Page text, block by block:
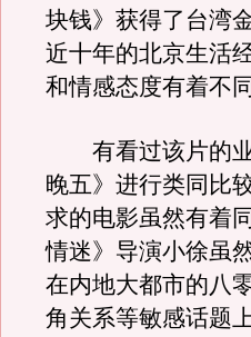
块钱》获得了台湾
近十年的北京生活
和情感态度有着不
有看过该片的业
晚五》进行类同比
求的电影虽然有着
情迷》导演小徐虽
在内地大都市的八
角关系等敏感话题